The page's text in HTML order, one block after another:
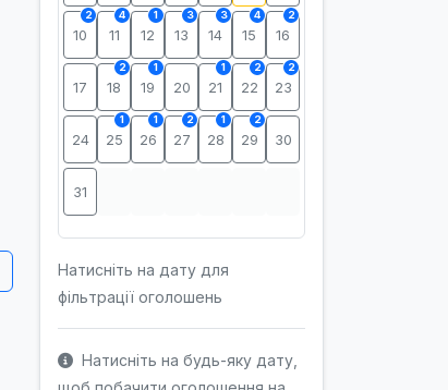
10
2
11
4
12
1
13
3
14
3
15
4
16
2
17 18
2
19
1
20 21
1
22
2
23
2
24 25
1
26
1
27
2
28
1
29
2
30
31
Натисніть на дату для
фільтрації оголошень
Натисніть на будь-яку дату,